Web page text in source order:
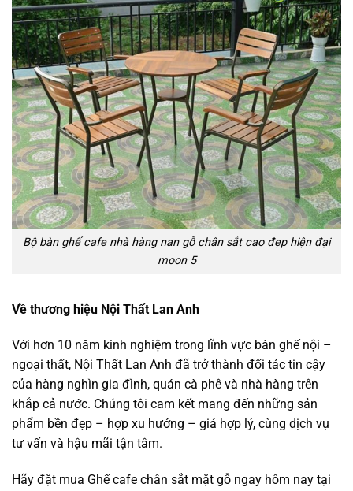
Bộ bàn ghế cafe nhà hàng nan gỗ chân sắt cao đẹp hiện đại
moon 5
Về thương hiệu Nội Thất Lan Anh
Với hơn 10 năm kinh nghiệm trong lĩnh vực bàn ghế nội –
ngoại thất, Nội Thất Lan Anh đã trở thành đối tác tin cậy
của hàng nghìn gia đình, quán cà phê và nhà hàng trên
khắp cả nước. Chúng tôi cam kết mang đến những sản
phẩm bền đẹp – hợp xu hướng – giá hợp lý, cùng dịch vụ
tư vấn và hậu mãi tận tâm.
Hãy đặt mua Ghế cafe chân sắt mặt gỗ ngay hôm nay tại